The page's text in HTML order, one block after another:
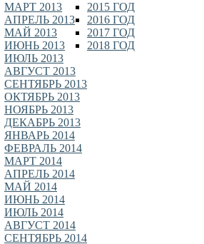
МАРТ 2013
АПРЕЛЬ 2013
МАЙ 2013
ИЮНЬ 2013
ИЮЛЬ 2013
АВГУСТ 2013
СЕНТЯБРЬ 2013
ОКТЯБРЬ 2013
НОЯБРЬ 2013
ДЕКАБРЬ 2013
ЯНВАРЬ 2014
ФЕВРАЛЬ 2014
МАРТ 2014
АПРЕЛЬ 2014
МАЙ 2014
ИЮНЬ 2014
ИЮЛЬ 2014
АВГУСТ 2014
СЕНТЯБРЬ 2014
2015 ГОД
2016 ГОД
2017 ГОД
2018 ГОД